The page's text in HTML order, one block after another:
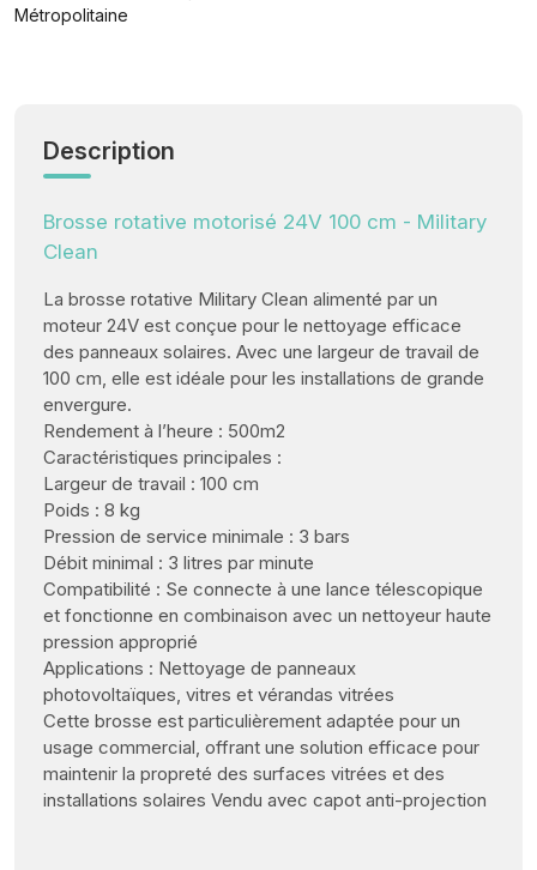
Métropolitaine
Description
Brosse rotative motorisé 24V 100 cm - Military
Clean
La brosse rotative Military Clean alimenté par un
moteur 24V est conçue pour le nettoyage efficace
des panneaux solaires. Avec une largeur de travail de
100 cm, elle est idéale pour les installations de grande
envergure.
Rendement à l’heure : 500m2
Caractéristiques principales :
Largeur de travail : 100 cm
Poids : 8 kg
Pression de service minimale : 3 bars
Débit minimal : 3 litres par minute
Compatibilité : Se connecte à une lance télescopique
et fonctionne en combinaison avec un nettoyeur haute
pression approprié
Applications : Nettoyage de panneaux
photovoltaïques, vitres et vérandas vitrées
Cette brosse est particulièrement adaptée pour un
usage commercial, offrant une solution efficace pour
maintenir la propreté des surfaces vitrées et des
installations solaires Vendu avec capot anti-projection